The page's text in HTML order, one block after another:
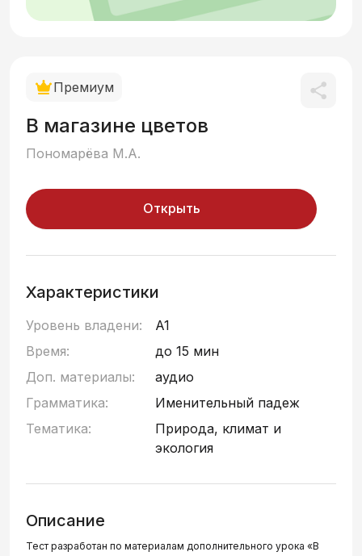
Премиум
В магазине цветов
Пономарёва М.А.
Открыть
Характеристики
Уровень владени:
A1
Время:
до 15 мин
Доп. материалы:
аудио
Грамматика:
Именительный падеж
Тематика:
Природа, климат и
экология
Описание
Тест разработан по материалам дополнительного урока «В